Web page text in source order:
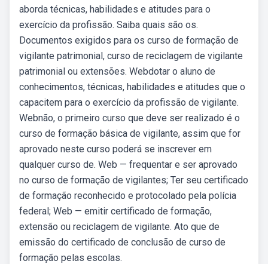
aborda técnicas, habilidades e atitudes para o
exercício da profissão. Saiba quais são os.
Documentos exigidos para os curso de formação de
vigilante patrimonial, curso de reciclagem de vigilante
patrimonial ou extensões. Webdotar o aluno de
conhecimentos, técnicas, habilidades e atitudes que o
capacitem para o exercício da profissão de vigilante.
Webnão, o primeiro curso que deve ser realizado é o
curso de formação básica de vigilante, assim que for
aprovado neste curso poderá se inscrever em
qualquer curso de. Web — frequentar e ser aprovado
no curso de formação de vigilantes; Ter seu certificado
de formação reconhecido e protocolado pela polícia
federal; Web — emitir certificado de formação,
extensão ou reciclagem de vigilante. Ato que de
emissão do certificado de conclusão de curso de
formação pelas escolas.